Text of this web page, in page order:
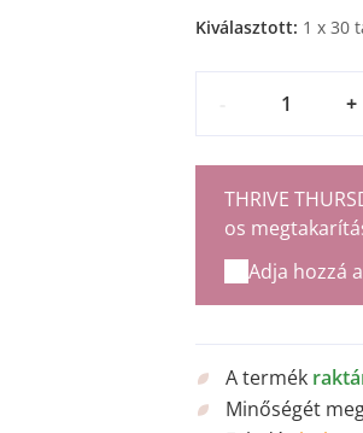
Kiválasztott: 1 x 30
+
THRIVE
os
Adja hozzá
A termék
Minőségét